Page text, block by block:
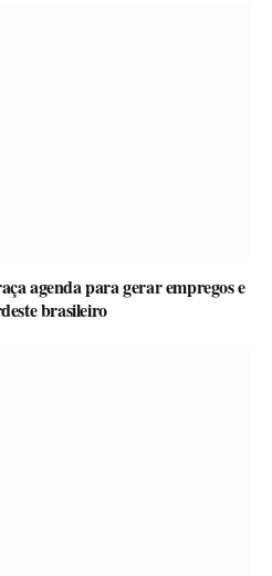
agenda para gerar empregos e
brasileiro